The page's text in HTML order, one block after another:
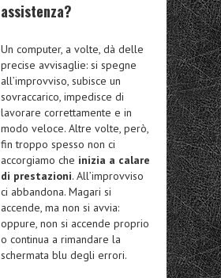
assistenza?
Un computer, a volte, dà delle
precise avvisaglie: si spegne
all’improvviso, subisce un
sovraccarico, impedisce di
lavorare correttamente e in
modo veloce. Altre volte, però,
fin troppo spesso non ci
accorgiamo che inizia a calare
di prestazioni. All’improvviso
ci abbandona. Magari si
accende, ma non si avvia:
oppure, non si accende proprio
o continua a rimandare la
schermata blu degli errori.